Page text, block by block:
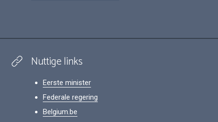
Nuttige links
Eerste minister
Federale regering
Belgium.be